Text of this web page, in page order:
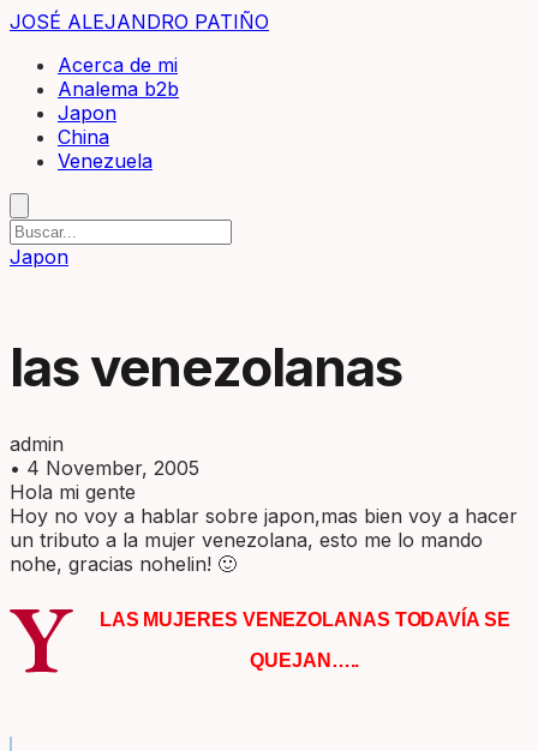
JOSÉ ALEJANDRO PATIÑO
Acerca de mi
Analema b2b
Japon
China
Venezuela
Japon
las venezolanas
admin
• 4 November, 2005
Hola mi gente
Hoy no voy a hablar sobre japon,mas bien voy a hacer
un tributo a la mujer venezolana, esto me lo mando
nohe, gracias nohelin! 🙂
Y
LAS MUJERES VENEZOLANAS TODAVÍA SE
QUEJAN…..